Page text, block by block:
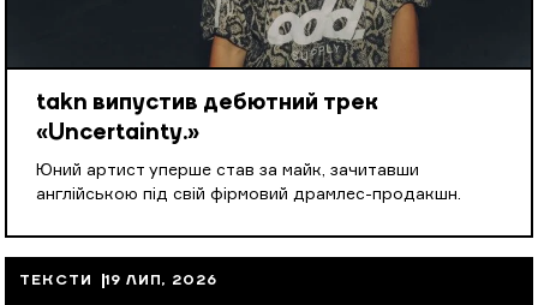
takn випустив дебютний трек
«Uncertainty.»
Юний артист уперше став за майк, зачитавши
англійською під свій фірмовий драмлес-продакшн.
ТЕКСТИ 19 ЛИП, 2026